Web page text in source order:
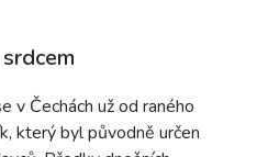
v Čechách už od raného
který byl původně určen